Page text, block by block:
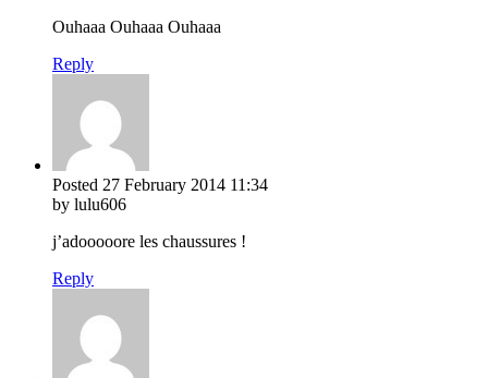
Ouhaaa Ouhaaa Ouhaaa
Reply
Posted 27 February 2014 11:34
by lulu606
j’adooooore les chaussures !
Reply